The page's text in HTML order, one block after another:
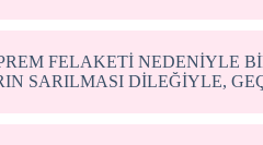
FELAKETİ NEDENİYLE
SARILMASI DİLEĞİYLE,